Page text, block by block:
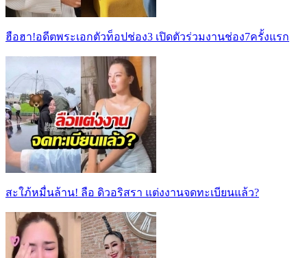
ฮือฮา!อดีตพระเอกตัวท็อปช่อง3 เปิดตัวร่วมงานช่อง7ครั้งแรก
สะใภ้หมื่นล้าน! ลือ ดิวอริสรา แต่งงานจดทะเบียนแล้ว?